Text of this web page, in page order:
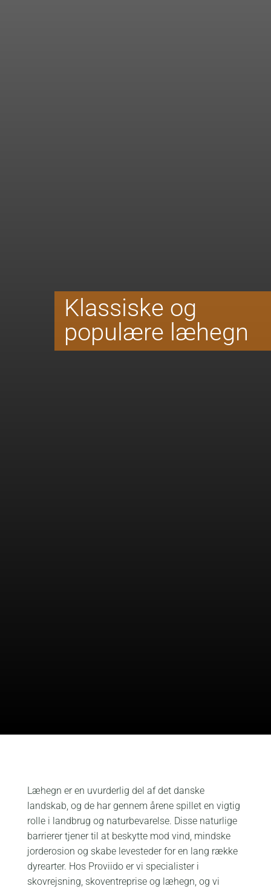
Klassiske og
populære læhegn
Læhegn er en uvurderlig del af det danske
landskab, og de har gennem årene spillet en vigtig
rolle i landbrug og naturbevarelse. Disse naturlige
barrierer tjener til at beskytte mod vind, mindske
jorderosion og skabe levesteder for en lang række
dyrearter. Hos Proviido er vi specialister i
skovrejsning, skoventreprise og læhegn, og vi